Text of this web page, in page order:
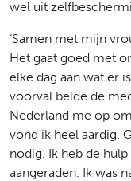
wel uit
‘Samen met mijn
Het gaat goed met
elke dag aan wat er
voorval belde de
Nederland me op
vond ik heel aardig.
nodig. Ik heb de
aangeraden. Ik was